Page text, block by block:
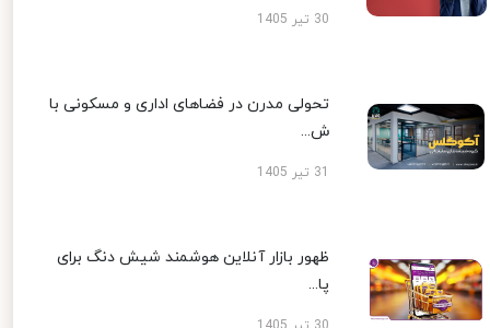
30 تیر 1405
تحولی مدرن در فضاهای اداری و مسکونی با
ش...
ظهور بازار آنلاین هوشمند شیش دنگ برای
پا...